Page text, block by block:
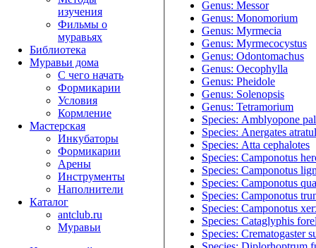
Genus: Messor
Genus: Monomorium
Genus: Myrmecia
Genus: Myrmecocystus
Genus: Odontomachus
Genus: Oecophylla
Genus: Pheidole
Genus: Solenopsis
Genus: Tetramorium
Species: Amblyopone
Species: Anergates
Species: Atta cephalotes
Species: Camponotus
Species: Camponotus
Species: Camponotus
Species: Camponotus
Species: Camponotus
Species: Cataglyphis
Species: Crematogaster
изучения
Фильмы о
муравьях
Библиотека
Муравьи дома
С чего начать
Формикарии
Условия
Кормление
Мастерская
Инкубаторы
Формикарии
Арены
Инструменты
Наполнители
Каталог
antclub.ru
Муравьи